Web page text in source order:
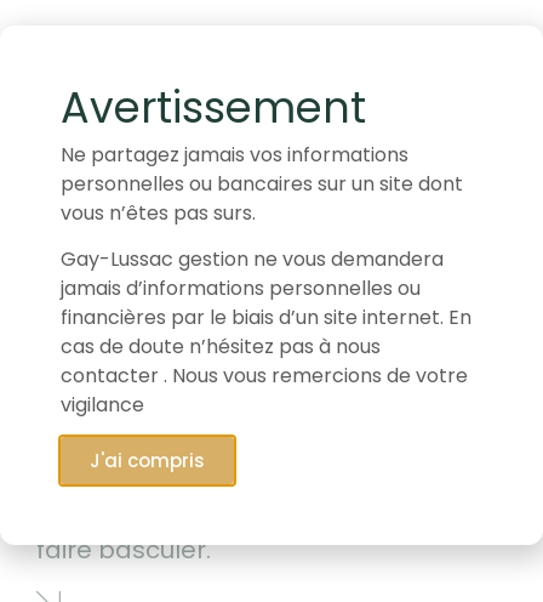
faire basculer.
Avertissement
Ne partagez jamais vos informations
personnelles ou bancaires sur un site dont
vous n’êtes pas surs.
Gay-Lussac gestion ne vous demandera
jamais d’informations personnelles ou
financières par le biais d’un site internet. En
cas de doute n’hésitez pas à nous
contacter . Nous vous remercions de votre
vigilance
J'ai compris